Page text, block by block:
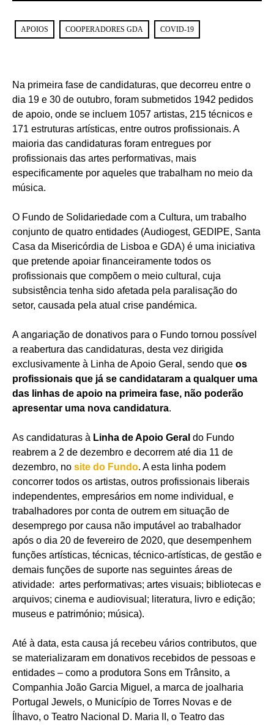
APOIOS COOPERADORES GDA COVID-19
Na primeira fase de candidaturas, que decorreu entre o
dia 19 e 30 de outubro, foram submetidos 1942 pedidos
de apoio, onde se incluem 1057 artistas, 215 técnicos e
171 estruturas artísticas, entre outros profissionais. A
maioria das candidaturas foram entregues por
profissionais das artes performativas, mais
especificamente por aqueles que trabalham no meio da
música.
O Fundo de Solidariedade com a Cultura, um trabalho
conjunto de quatro entidades (Audiogest, GEDIPE, Santa
Casa da Misericórdia de Lisboa e GDA) é uma iniciativa
que pretende apoiar financeiramente todos os
profissionais que compõem o meio cultural, cuja
subsistência tenha sido afetada pela paralisação do
setor, causada pela atual crise pandémica.
A angariação de donativos para o Fundo tornou possível
a reabertura das candidaturas, desta vez dirigida
exclusivamente à Linha de Apoio Geral, sendo que os
profissionais que já se candidataram a qualquer uma
das linhas de apoio na primeira fase, não poderão
apresentar uma nova candidatura.
As candidaturas à Linha de Apoio Geral do Fundo
reabrem a 2 de dezembro e decorrem até dia 11 de
dezembro, no site do Fundo. A esta linha podem
concorrer todos os artistas, outros profissionais liberais
independentes, empresários em nome individual, e
trabalhadores por conta de outrem em situação de
desemprego por causa não imputável ao trabalhador
após o dia 20 de fevereiro de 2020, que desempenhem
funções artísticas, técnicas, técnico-artísticas, de gestão e
demais funções de suporte nas seguintes áreas de
atividade: artes performativas; artes visuais; bibliotecas e
arquivos; cinema e audiovisual; literatura, livro e edição;
museus e património; música).
Até à data, esta causa já recebeu vários contributos, que
se materializaram em donativos recebidos de pessoas e
entidades – como a produtora Sons em Trânsito, a
Companhia João Garcia Miguel, a marca de joalharia
Portugal Jewels, o Município de Torres Novas e de
Ílhavo, o Teatro Nacional D. Maria II, o Teatro das